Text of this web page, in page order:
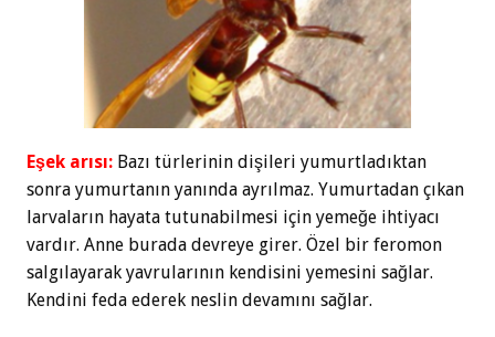
Eşek arısı: Bazı türlerinin dişileri yumurtladıktan
sonra yumurtanın yanında ayrılmaz. Yumurtadan çıkan
larvaların hayata tutunabilmesi için yemeğe ihtiyacı
vardır. Anne burada devreye girer. Özel bir feromon
salgılayarak yavrularının kendisini yemesini sağlar.
Kendini feda ederek neslin devamını sağlar.